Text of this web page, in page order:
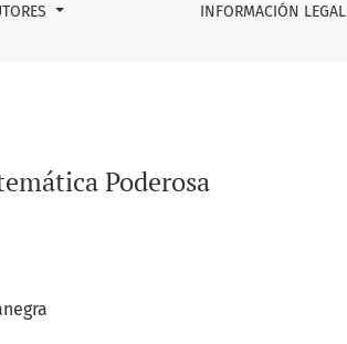
INFORMACIÓN LEGAL
Poderosa